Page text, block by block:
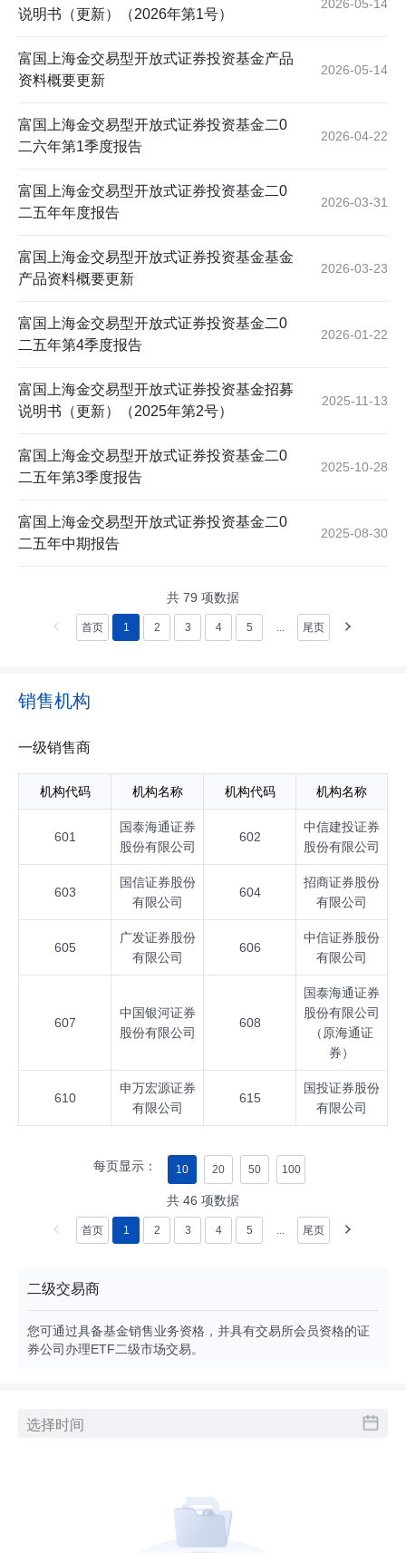
说明书（更新）（2026年第1号）
2026-05-14
富国上海金交易型开放式证券投资基金产品
资料概要更新
2026-05-14
富国上海金交易型开放式证券投资基金二0
二六年第1季度报告
2026-04-22
富国上海金交易型开放式证券投资基金二0
二五年年度报告
2026-03-31
富国上海金交易型开放式证券投资基金基金
产品资料概要更新
2026-03-23
富国上海金交易型开放式证券投资基金二0
二五年第4季度报告
2026-01-22
富国上海金交易型开放式证券投资基金招募
说明书（更新）（2025年第2号）
2025-11-13
富国上海金交易型开放式证券投资基金二0
二五年第3季度报告
2025-10-28
富国上海金交易型开放式证券投资基金二0
二五年中期报告
2025-08-30
共 79 项数据
首页 1 2 3 4 5 ... 尾页
销售机构
一级销售商
机构代码 机构名称 机构代码 机构名称
601
国泰海通证券
股份有限公司
602
中信建投证券
股份有限公司
603
国信证券股份
有限公司
604
招商证券股份
有限公司
605
广发证券股份
有限公司
606
中信证券股份
有限公司
607
中国银河证券
股份有限公司
608
国泰海通证券
股份有限公司
（原海通证
券）
610
申万宏源证券
有限公司
615
国投证券股份
有限公司
每页显示： 10 20 50 100
共 46 项数据
首页 1 2 3 4 5 ... 尾页
二级交易商
您可通过具备基金销售业务资格，并具有交易所会员资格的证
券公司办理ETF二级市场交易。
申赎清单